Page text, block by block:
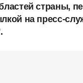
страны,
на пресс-